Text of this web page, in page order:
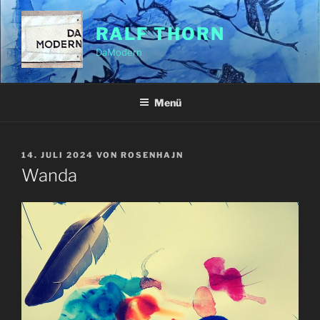
Zum
Inhalt
springen
RALF THORN
DaModern
Menü
VERÖFFENTLICHT
AM
14. JULI 2024 VON ROSENHAJN
Wanda